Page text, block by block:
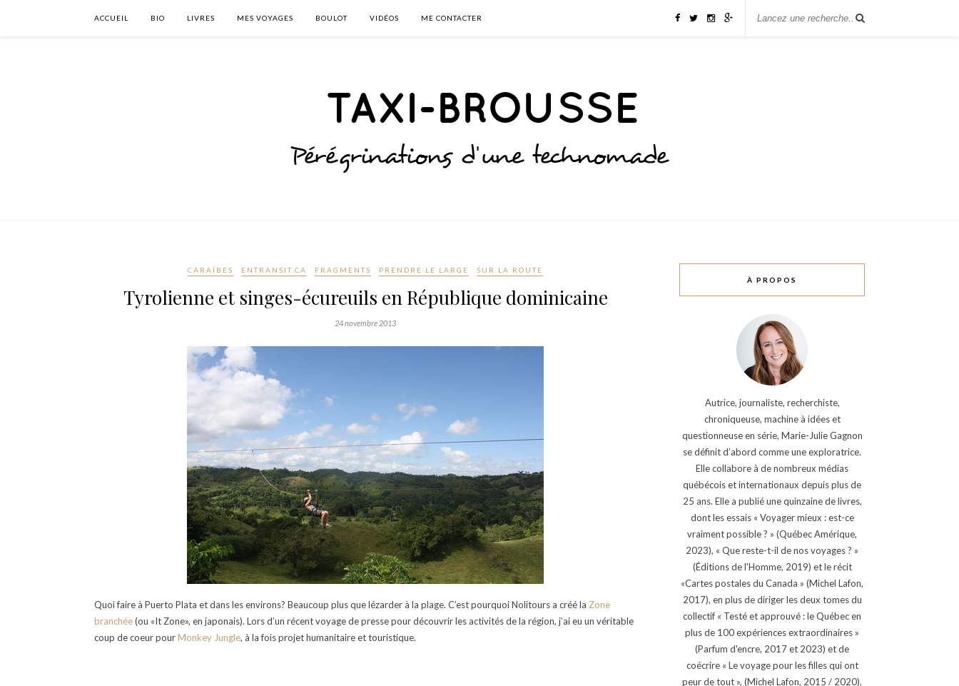
ACCUEIL BIO LIVRES MES VOYAGES BOULOT VIDÉOS ME CONTACTER
CARAÏBES ENTRANSIT.CA FRAGMENTS PRENDRE LE LARGE SUR LA ROUTE
Tyrolienne et singes-écureuils en République dominicaine
24 novembre 2013
Quoi faire à Puerto Plata et dans les environs? Beaucoup plus que lézarder à la plage. C’est pourquoi Nolitours a créé la Zone
branchée(ou «It Zone», en japonais). Lors d’un récent voyage de presse pour découvrir les activités de la région, j’ai eu un véritable
coup de coeur pourMonkey Jungle, à la fois projet humanitaire et touristique.
À PROPOS
Autrice, journaliste, recherchiste,
chroniqueuse, machine à idées et
questionneuse en série, Marie-Julie Gagnon
se définit d’abord comme une exploratrice.
Elle collabore à de nombreux médias
québécois et internationaux depuis plus de
25 ans. Elle a publié une quinzaine de livres,
dont les essais « Voyager mieux : est-ce
vraiment possible ? » (Québec Amérique,
2023), « Que reste-t-il de nos voyages ? »
(Éditions de l'Homme, 2019) et le récit
«Cartes postales du Canada » (Michel Lafon,
2017), en plus de diriger les deux tomes du
collectif « Testé et approuvé : le Québec en
plus de 100 expériences extraordinaires »
(Parfum d'encre, 2017 et 2023) et de
coécrire « Le voyage pour les filles qui ont
peur de tout », (Michel Lafon, 2015 / 2020).